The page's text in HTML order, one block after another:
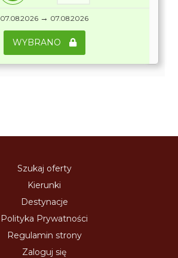
07.08.2026 → 07.08.2026
WYBRANO
Szukaj oferty
Kierunki
Destynacje
Polityka Prywatności
Regulamin strony
Zaloguj się